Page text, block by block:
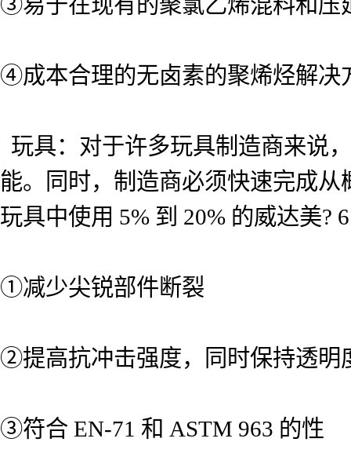
④成本合理的无卤素的聚烯烃解决
玩具：对于许多玩具制造商来说
能。同时，制造商必须快速完成
玩具中使用 5% 到 20% 的威达美?
①减少尖锐部件断裂
②提高抗冲击强度，同时保持透明
③符合 EN-71 和 ASTM 963 的性